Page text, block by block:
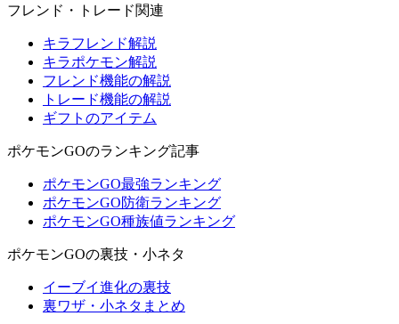
フレンド・トレード関連
キラフレンド解説
キラポケモン解説
フレンド機能の解説
トレード機能の解説
ギフトのアイテム
ポケモンGOのランキング記事
ポケモンGO最強ランキング
ポケモンGO防衛ランキング
ポケモンGO種族値ランキング
ポケモンGOの裏技・小ネタ
イーブイ進化の裏技
裏ワザ・小ネタまとめ